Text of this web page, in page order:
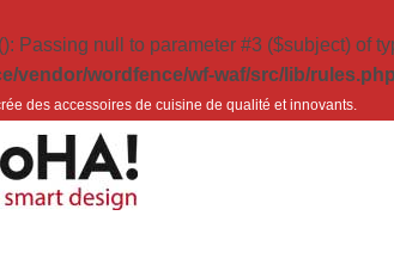
Passing null to parameter #3 ($subject) of
vendor/wordfence/wf-waf/src/lib/rules.php
des accessoires de cuisine de qualité et innovants.